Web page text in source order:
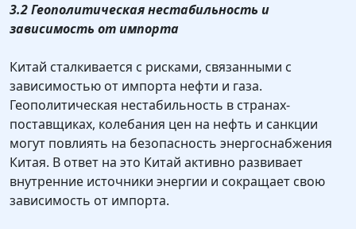
3.2 Геополитическая нестабильность и
зависимость от импорта
Китай сталкивается с рисками, связанными с
зависимостью от импорта нефти и газа.
Геополитическая нестабильность в странах-
поставщиках, колебания цен на нефть и санкции
могут повлиять на безопасность энергоснабжения
Китая. В ответ на это Китай активно развивает
внутренние источники энергии и сокращает свою
зависимость от импорта.